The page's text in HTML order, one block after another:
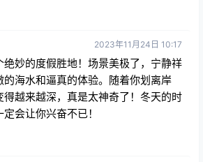
2023年11月24日 10:17
绝妙的度假胜地！场景美极了，宁静祥
的海水和逼真的体验。随着你划离岸
得越来越深，真是太神奇了！冬天的时
会让你兴奋不已！